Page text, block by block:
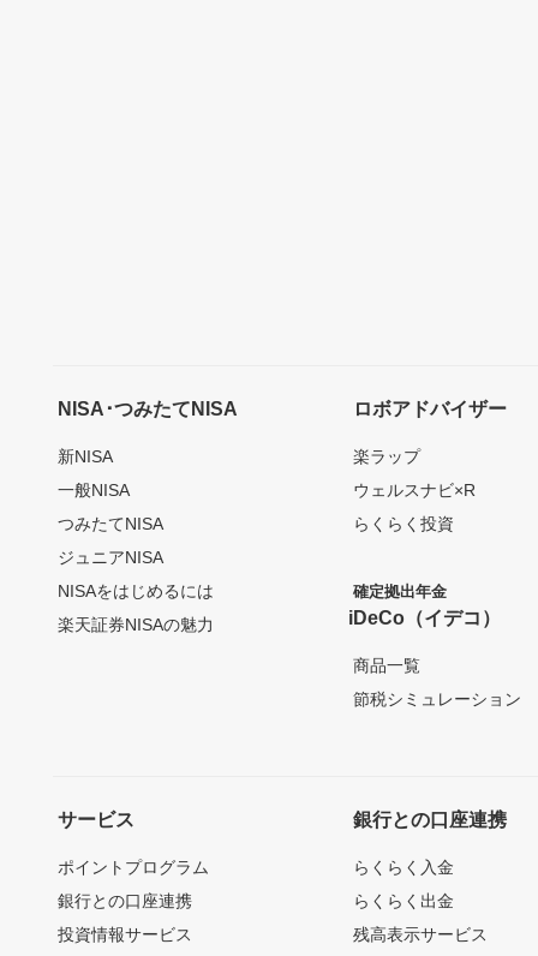
NISA･つみたてNISA
新NISA
一般NISA
つみたてNISA
ジュニアNISA
NISAをはじめるには
楽天証券NISAの魅力
ロボアドバイザー
楽ラップ
ウェルスナビ×R
らくらく投資
確定拠出年金
iDeCo（イデコ）
商品一覧
節税シミュレーション
サービス
ポイントプログラム
銀行との口座連携
投資情報サービス
銀行との口座連携
らくらく入金
らくらく出金
残高表示サービス